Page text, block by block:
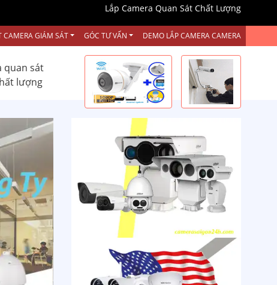
Lắp Camera Quan Sát Chất Lượng
CAMERA GIÁM SÁT GÓC TƯ VẤN DEMO LẮP CAMERA CAMERA
quan sát
lượng